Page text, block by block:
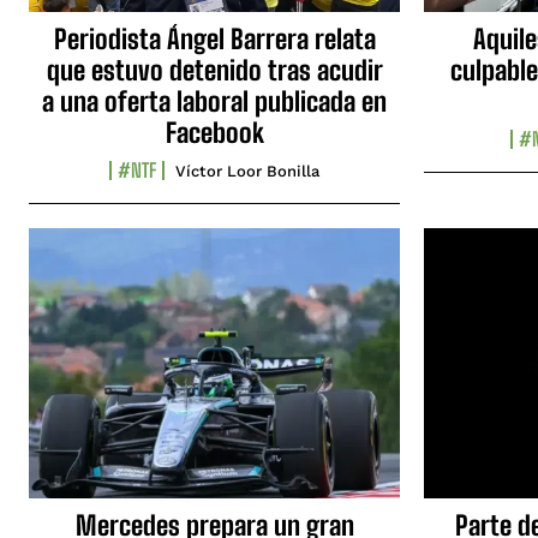
Periodista Ángel Barrera relata
que estuvo detenido tras acudir
a una oferta laboral publicada en
Facebook
#NTF Víctor Loor Bonilla
Mercedes prepara un gran Parte